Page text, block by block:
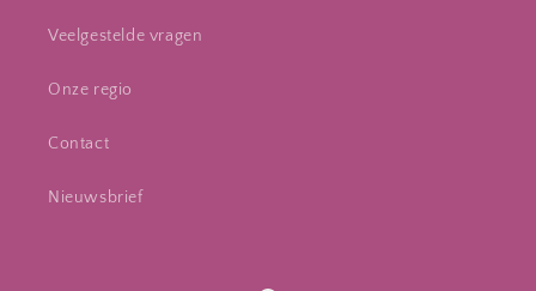
Veelgestelde vragen
Onze regio
Contact
Nieuwsbrief